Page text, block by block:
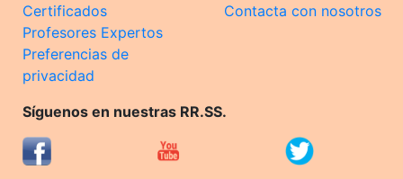
Certificados
Profesores Expertos
Preferencias de
privacidad
Contacta con nosotros
Síguenos en nuestras RR.SS.